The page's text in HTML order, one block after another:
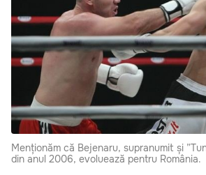
Menționăm că Bejenaru, supranumit și
din anul 2006, evoluează pentru România.